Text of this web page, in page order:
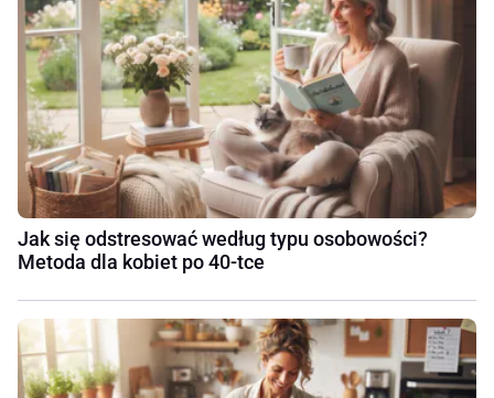
Jak się odstresować według typu osobowości?
Metoda dla kobiet po 40-tce